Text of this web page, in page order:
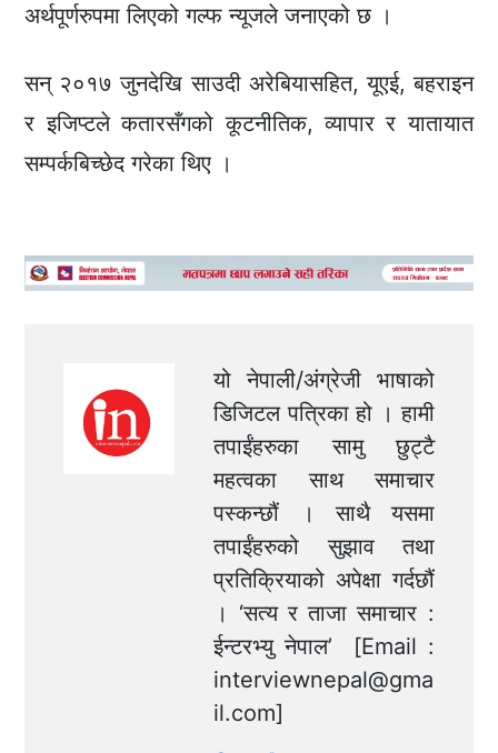
अर्थपूर्णरुपमा लिएको गल्फ न्यूजले जनाएको छ ।
सन् २०१७ जुनदेखि साउदी अरेबियासहित, यूएई, बहराइन
र इजिप्टले कतारसँगको कूटनीतिक, व्यापार र यातायात
सम्पर्कबिच्छेद गरेका थिए ।
यो नेपाली/अंग्रेजी भाषाको
डिजिटल पत्रिका हो । हामी
तपाईंहरुका सामु छुट्टै
महत्वका साथ समाचार
पस्कन्छौं । साथै यसमा
तपाईंहरुको सुझाव तथा
प्रतिक्रियाको अपेक्षा गर्दछौं
। ‘सत्य र ताजा समाचार :
ईन्टरभ्यु नेपाल’ [Email :
interviewnepal@gma
il.com]